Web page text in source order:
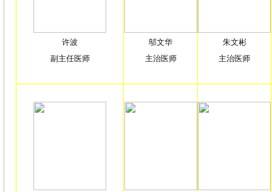
许波
副主任医师
邬文华
主治医师
朱文彬
主治医师